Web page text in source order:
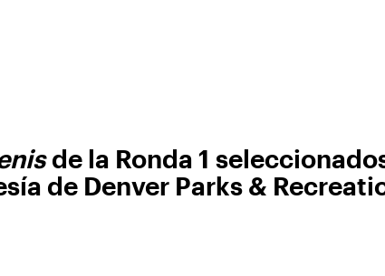
de la Ronda 1
de Denver Parks &